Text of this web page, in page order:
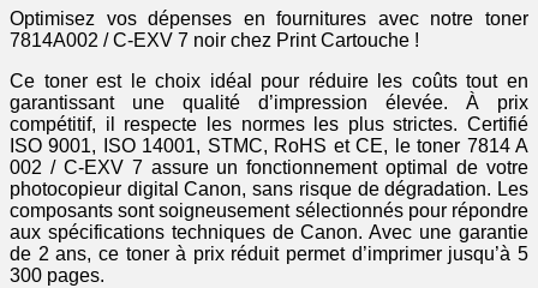
Optimisez vos dépenses en fournitures avec notre toner
7814A002 / C-EXV 7 noir chez Print Cartouche !
Ce toner est le choix idéal pour réduire les coûts tout en
garantissant une qualité d’impression élevée. À prix
compétitif, il respecte les normes les plus strictes. Certifié
ISO 9001, ISO 14001, STMC, RoHS et CE, le toner 7814 A
002 / C-EXV 7 assure un fonctionnement optimal de votre
photocopieur digital Canon, sans risque de dégradation. Les
composants sont soigneusement sélectionnés pour répondre
aux spécifications techniques de Canon. Avec une garantie
de 2 ans, ce toner à prix réduit permet d’imprimer jusqu’à 5
300 pages.